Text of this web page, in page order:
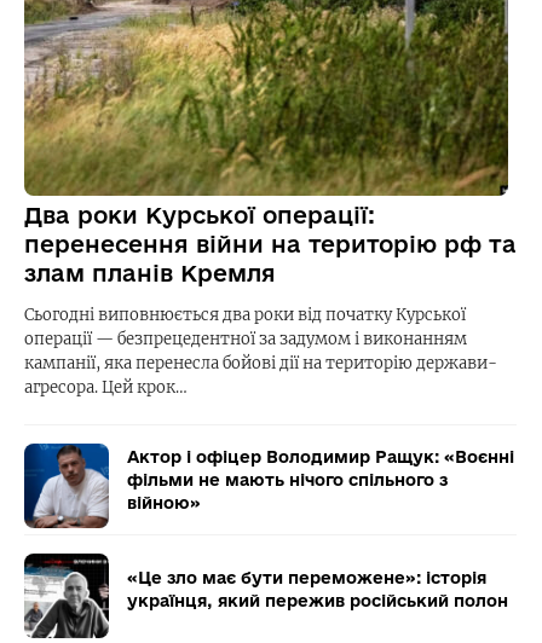
Два роки Курської операції:
перенесення війни на територію рф та
злам планів Кремля
Сьогодні виповнюється два роки від початку Курської
операції — безпрецедентної за задумом і виконанням
кампанії, яка перенесла бойові дії на територію держави-
агресора. Цей крок…
Актор і офіцер Володимир Ращук: «Воєнні
фільми не мають нічого спільного з
війною»
«Це зло має бути переможене»: історія
українця, який пережив російський полон